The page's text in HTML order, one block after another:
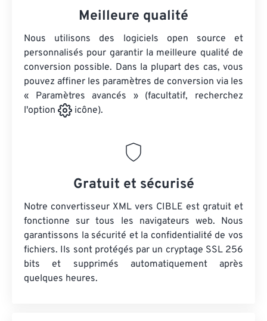
Meilleure qualité
Nous utilisons des logiciels open source et
personnalisés pour garantir la meilleure qualité de
conversion possible. Dans la plupart des cas, vous
pouvez affiner les paramètres de conversion via les
« Paramètres avancés » (facultatif, recherchez
l'option
icône).
Gratuit et sécurisé
Notre convertisseur XML vers CIBLE est gratuit et
fonctionne sur tous les navigateurs web. Nous
garantissons la sécurité et la confidentialité de vos
fichiers. Ils sont protégés par un cryptage SSL 256
bits et supprimés automatiquement après
quelques heures.